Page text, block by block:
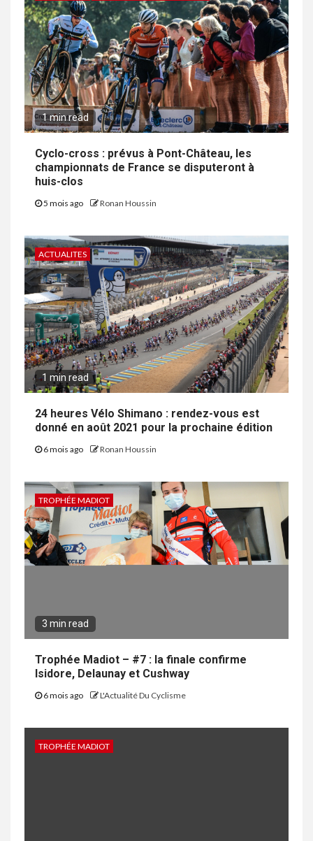
1 min read
Cyclo-cross : prévus à Pont-Château, les
championnats de France se disputeront à
huis-clos
5 mois ago Ronan Houssin
ACTUALITES
1 min read
24 heures Vélo Shimano : rendez-vous est
donné en août 2021 pour la prochaine édition
6 mois ago Ronan Houssin
TROPHÉE MADIOT
3 min read
Trophée Madiot – #7 : la finale confirme
Isidore, Delaunay et Cushway
6 mois ago L'Actualité Du Cyclisme
TROPHÉE MADIOT